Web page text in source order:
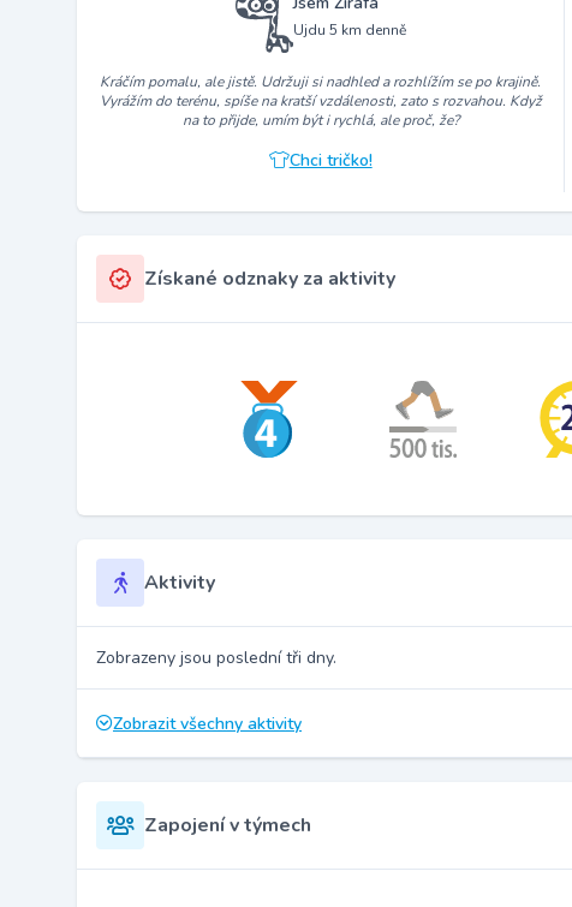
Ujdu 5 km denně
Kráčím pomalu, ale jistě. Udržuji si nadhled a rozhlížím se po krajině.
Vyrážím do terénu, spíše na kratší vzdálenosti, zato s rozvahou. Když
na to přijde, umím být i rychlá, ale proč, že?
Chci tričko!
Získané odznaky za aktivity
Aktivity
Zobrazeny jsou poslední tři dny.
Zobrazit všechny aktivity
Zapojení v týmech